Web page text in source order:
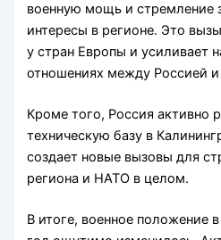
военную мощь и стремление
интересы в регионе. Это
у стран Европы и усиливает
отношениях между Россией
Кроме того, Россия активно
техническую базу в
создает новые вызовы для
региона и НАТО в целом.
В итоге, военное положение